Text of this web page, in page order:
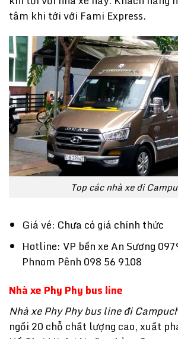
tâm khi tới với Fami Express.
Top các nhà xe đi
Giá vé: Chưa có giá chính thức
Hotline: VP bến xe An Sương
Phnom Pênh 098 56 9108
Nhà xe Phy Phy bus line
Nhà xe Phy Phy bus line đi
ngồi 20 chỗ chất lượng cao, xuất